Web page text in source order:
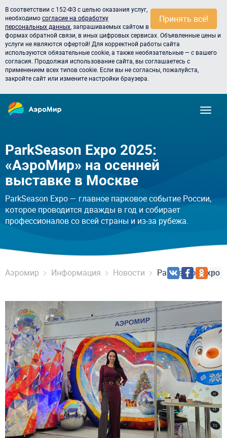
Принять всё!
В соответствии с 152-ФЗ с целью оказания услуг,
необходимосогласие на обработку
персональных данных , запрашиваемых сайтом в
формах обратной связи, в иных цифровых сервисах. Объявленные цены и
услуги не являются офертой! Для корректной работы сайта
используются обязательные cookie, а также необязательные — с вашего
согласия. Продолжая использование сайта, вы соглашаетесь с
применением всех типов cookie. Если вы не согласны, пожалуйста,
закройте сайт или измените настройки браузера.
ParkSeason Expo 2025:
«АэроМир» на осенней
выставке в Москве
ParkSeason Expo — главное парковое событие России,
которое проводится дважды в год и собирает
профессионалов со всей страны и из-за рубежа.
Аэромир Информация Новости ParkSeason Expo